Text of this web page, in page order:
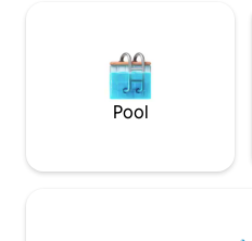
Pool